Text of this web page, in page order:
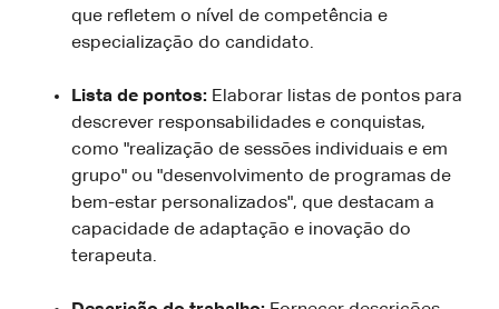
que refletem o nível de competência e
especialização do candidato.
Lista de pontos: Elaborar listas de pontos para
descrever responsabilidades e conquistas,
como "realização de sessões individuais e em
grupo" ou "desenvolvimento de programas de
bem-estar personalizados", que destacam a
capacidade de adaptação e inovação do
terapeuta.